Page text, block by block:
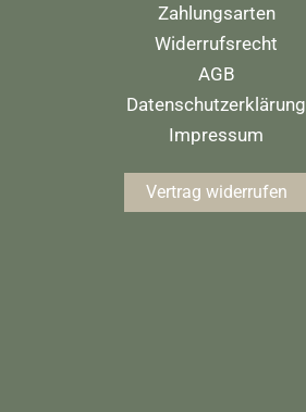
Zahlungsarten
Widerrufsrecht
AGB
Datenschutzerklärung
Impressum
Vertrag widerrufen